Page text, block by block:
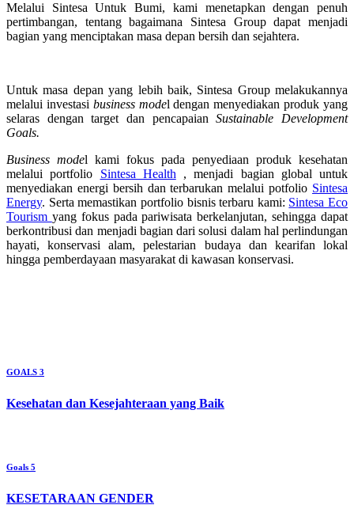
Melalui Sintesa Untuk Bumi, kami menetapkan dengan penuh
pertimbangan, tentang bagaimana Sintesa Group dapat menjadi
bagian yang menciptakan masa depan bersih dan sejahtera.
Untuk masa depan yang lebih baik, Sintesa Group melakukannya
melalui investasi business model dengan menyediakan produk yang
selaras dengan target dan pencapaianSustainable Development
Goals.
Business model kami fokus pada penyediaan produk kesehatan
melalui portfolio Sintesa Health, menjadi bagian global untuk
menyediakan energi bersih dan terbarukan melalui potfolio Sintesa
Energy. Serta memastikan portfolio bisnis terbaru kami: Sintesa Eco
Tourism yang fokus pada pariwisata berkelanjutan, sehingga dapat
berkontribusi dan menjadi bagian dari solusi dalam hal perlindungan
hayati, konservasi alam, pelestarian budaya dan kearifan lokal
hingga pemberdayaan masyarakat di kawasan konservasi.
GOALS 3
Kesehatan dan Kesejahteraan yang Baik
Goals 5
KESETARAAN GENDER